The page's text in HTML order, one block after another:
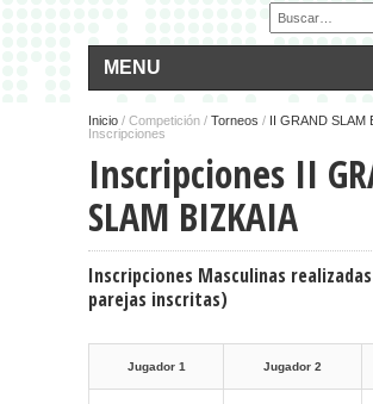
MENU
Inicio / Competición / Torneos / II GRAND SLAM
Inscripciones
Inscripciones II
SLAM BIZKAIA
Inscripciones Masculinas
parejas inscritas)
Jugador 1 Jugador 2